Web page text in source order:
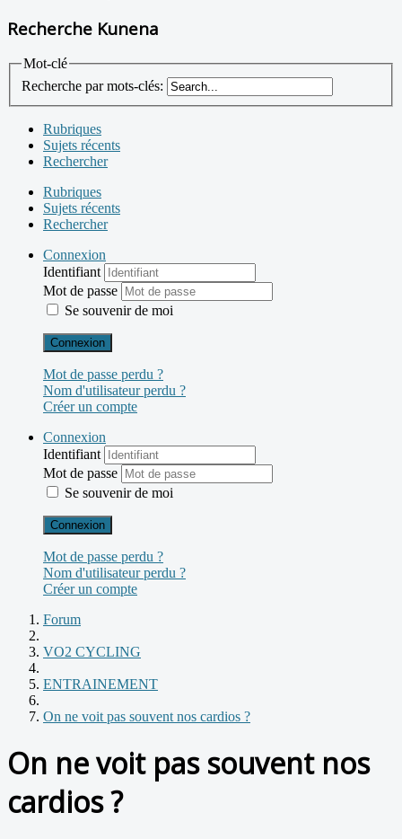
Recherche Kunena
Mot-clé
Recherche par mots-clés:
Rubriques
Sujets récents
Rechercher
Rubriques
Sujets récents
Rechercher
Connexion
Identifiant
Mot de passe
Se souvenir de moi
Connexion
Mot de passe perdu ?
Nom d'utilisateur perdu ?
Créer un compte
Connexion
Identifiant
Mot de passe
Se souvenir de moi
Connexion
Mot de passe perdu ?
Nom d'utilisateur perdu ?
Créer un compte
Forum
VO2 CYCLING
ENTRAINEMENT
On ne voit pas souvent nos cardios ?
On ne voit pas souvent nos
cardios ?